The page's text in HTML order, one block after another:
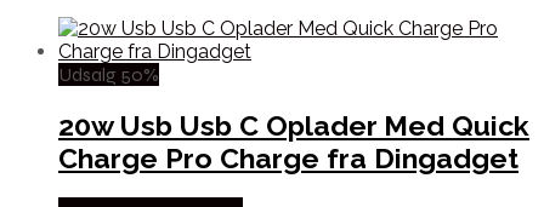
Udsalg 50%
20w Usb Usb C Oplader Med Quick
Charge Pro Charge fra Dingadget